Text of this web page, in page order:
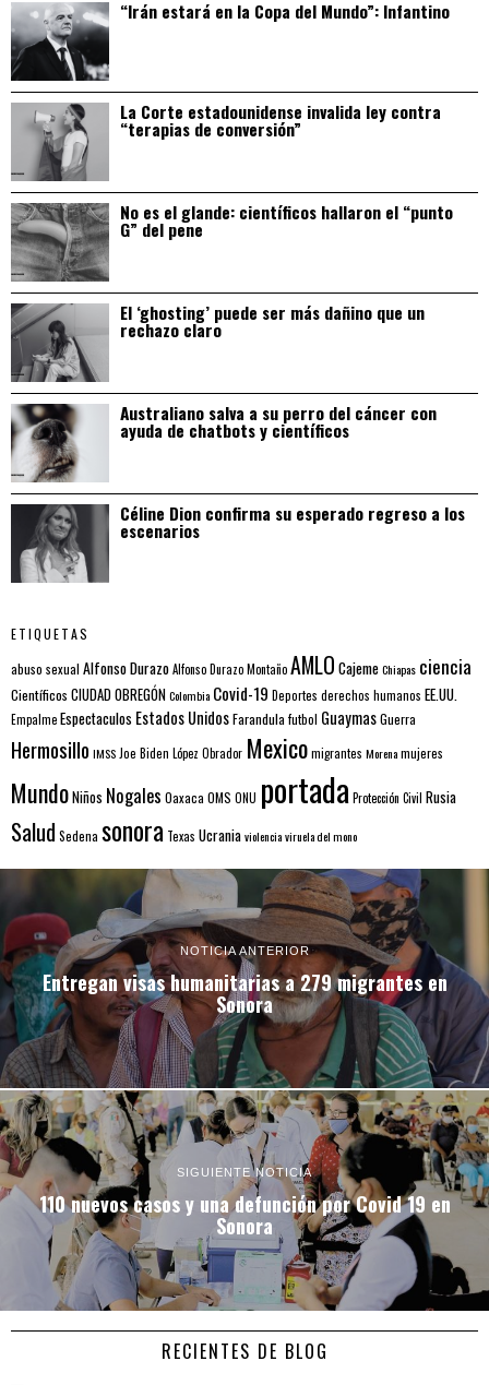
“Irán estará en la Copa del Mundo”: Infantino
La Corte estadounidense invalida ley contra
“terapias de conversión”
No es el glande: científicos hallaron el “punto
G” del pene
El ‘ghosting’ puede ser más dañino que un
rechazo claro
Australiano salva a su perro del cáncer con
ayuda de chatbots y científicos
Céline Dion confirma su esperado regreso a los
escenarios
ETIQUETAS
abuso sexual Alfonso DurazoAlfonso Durazo MontañoAMLO CajemeChiapas ciencia
Científicos CIUDAD OBREGÓNColombia Covid-19 Deportes derechos humanos EE.UU.
EmpalmeEspectaculos Estados UnidosFarandula futbol GuaymasGuerra
Hermosillo IMSS Joe Biden López Obrador Mexicomigrantes Morenamujeres
MundoNiños Nogales Oaxaca OMS ONU portada Protección Civil Rusia
Salud Sedena sonora Texas Ucraniaviolenciaviruela del mono
NOTICIA ANTERIOR
Entregan visas humanitarias a 279 migrantes en
Sonora
SIGUIENTE NOTICIA
110 nuevos casos y una defunción por Covid 19 en
Sonora
RECIENTES DE BLOG